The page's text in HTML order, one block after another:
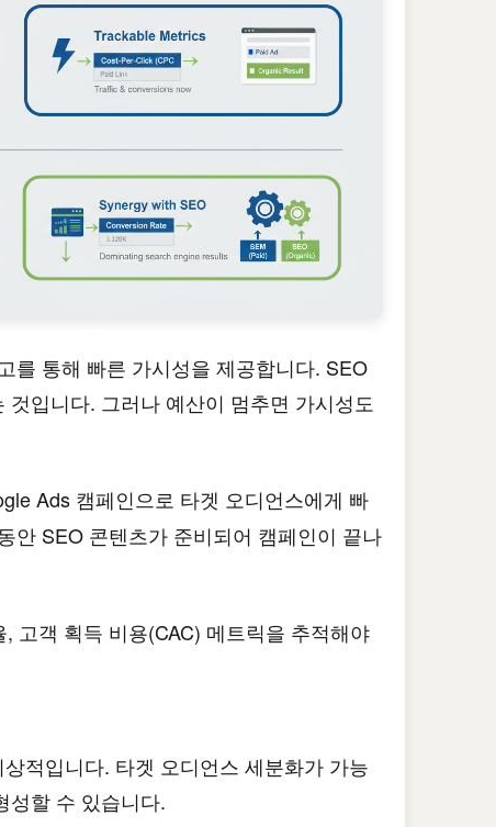
를 통해 빠른 가시성을 제공합니다. SEO
입니다. 그러나 예산이 멈추면 가시성도
Ads 캠페인으로 타겟 오디언스에게 빠
안 SEO 콘텐츠가 준비되어 캠페인이 끝나
고객 획득 비용(CAC) 메트릭을 추적해야
적입니다. 타겟 오디언스 세분화가 가능
성할 수 있습니다.